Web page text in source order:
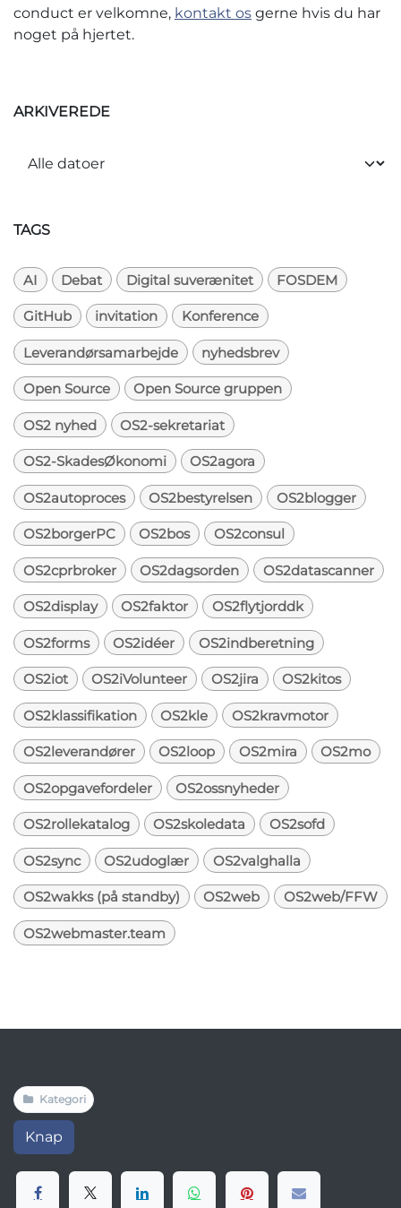
conduct er velkomne, kontakt os gerne hvis du har
noget på hjertet.
ARKIVEREDE
TAGS
AI Debat Digital suverænitet FOSDEM
GitHub invitation Konference
Leverandørsamarbejde nyhedsbrev
Open Source Open Source gruppen
OS2 nyhed OS2-sekretariat
OS2-SkadesØkonomi OS2agora
OS2autoproces OS2bestyrelsen OS2blogger
OS2borgerPC OS2bos OS2consul
OS2cprbroker OS2dagsorden OS2datascanner
OS2display OS2faktor OS2flytjorddk
OS2forms OS2idéer OS2indberetning
OS2iot OS2iVolunteer OS2jira OS2kitos
OS2klassifikation OS2kle OS2kravmotor
OS2leverandører OS2loop OS2mira OS2mo
OS2opgavefordeler OS2ossnyheder
OS2rollekatalog OS2skoledata OS2sofd
OS2sync OS2udoglær OS2valghalla
OS2wakks (på standby) OS2web OS2web/FFW
OS2webmaster.team
Kategori
Knap